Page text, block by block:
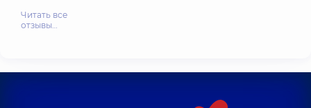
Читать все
отзывы…